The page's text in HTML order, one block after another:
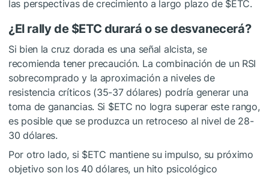
las perspectivas de crecimiento a largo plazo de $ETC.
¿El rally de $ETC durará o se desvanecerá?
Si bien la cruz dorada es una señal alcista, se
recomienda tener precaución. La combinación de un RSI
sobrecomprado y la aproximación a niveles de
resistencia críticos (35-37 dólares) podría generar una
toma de ganancias. Si $ETC no logra superar este rango,
es posible que se produzca un retroceso al nivel de 28-
30 dólares.
Por otro lado, si $ETC mantiene su impulso, su próximo
objetivo son los 40 dólares, un hito psicológico